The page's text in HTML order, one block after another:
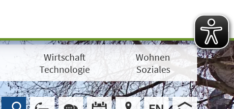
Wirtschaft
Technologie
Wohnen
Soziales